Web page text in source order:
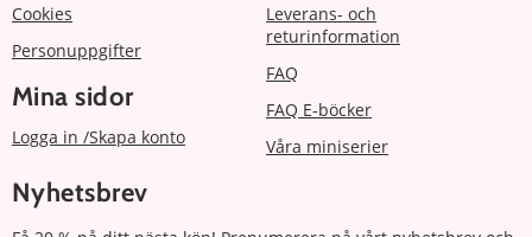
Cookies
Personuppgifter
Mina sidor
Logga in /Skapa konto
Leverans- och
returinformation
FAQ
FAQ E-böcker
Våra miniserier
Nyhetsbrev